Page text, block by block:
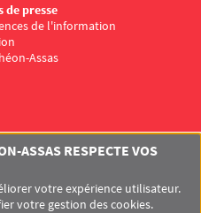
de presse
de l'information
Assas
ASSAS RESPECTE VOS
votre expérience utilisateur.
votre gestion des cookies.